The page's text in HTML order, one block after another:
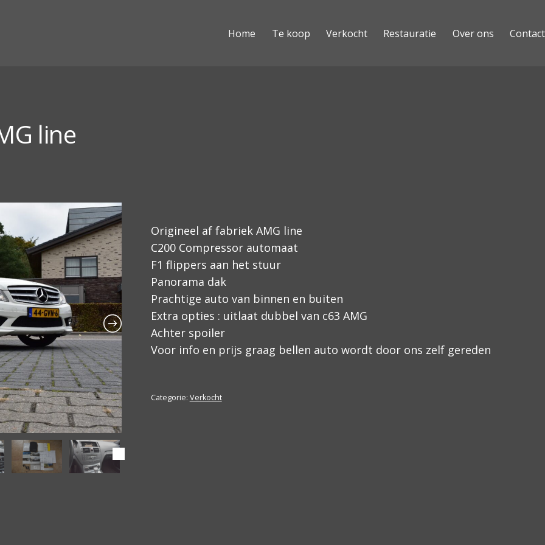
Home Te koop Verkocht Restauratie Over ons Contact
line
Origineel af fabriek AMG line
C200 Compressor automaat
F1 flippers aan het stuur
Panorama dak
Prachtige auto van binnen en buiten
Extra opties : uitlaat dubbel van c63 AMG
Achter spoiler
Voor info en prijs graag bellen auto wordt door ons zelf gereden
Categorie: Verkocht